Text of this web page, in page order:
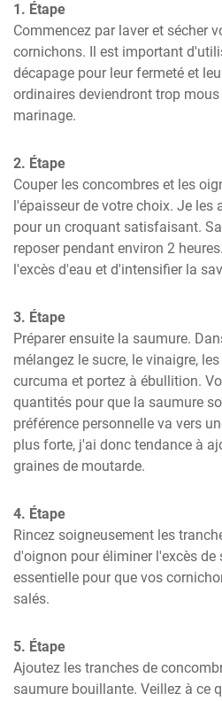
1. Étape
Commencez par laver et sécher
cornichons. Il est important
décapage pour leur fermeté et
ordinaires deviendront trop
marinage.
2. Étape
Couper les concombres et les
l'épaisseur de votre choix. Je les
pour un croquant satisfaisant.
reposer pendant environ 2
l'excès d'eau et d'intensifier la
3. Étape
Préparer ensuite la saumure.
mélangez le sucre, le vinaigre,
curcuma et portez à ébullition.
quantités pour que la saumure
préférence personnelle va vers
plus forte, j'ai donc tendance à
graines de moutarde.
4. Étape
Rincez soigneusement les
d'oignon pour éliminer l'excès de
essentielle pour que vos
salés.
5. Étape
Ajoutez les tranches de
saumure bouillante. Veillez à ce